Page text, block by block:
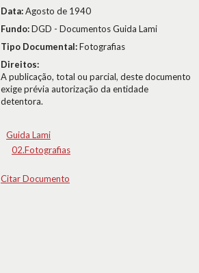
Data:Agosto de 1940
Fundo:DGD - Documentos Guida Lami
Tipo Documental:Fotografias
Direitos:
A publicação, total ou parcial, deste documento
exige prévia autorização da entidade
detentora.
Guida Lami
02.Fotografias
Citar Documento